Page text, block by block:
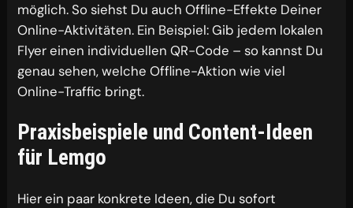
möglich. So siehst Du auch Offline-Effekte Deiner
Online-Aktivitäten. Ein Beispiel: Gib jedem lokalen
Flyer einen individuellen QR-Code – so kannst Du
genau sehen, welche Offline-Aktion wie viel
Online-Traffic bringt.
Praxisbeispiele und Content-Ideen
für Lemgo
Hier ein paar konkrete Ideen, die Du sofort